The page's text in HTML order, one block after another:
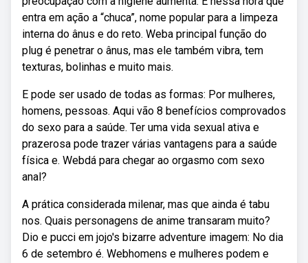
entra em ação a “chuca”, nome popular para a limpeza
interna do ânus e do reto. Weba principal função do
plug é penetrar o ânus, mas ele também vibra, tem
texturas, bolinhas e muito mais.
E pode ser usado de todas as formas: Por mulheres,
homens, pessoas. Aqui vão 8 benefícios comprovados
do sexo para a saúde. Ter uma vida sexual ativa e
prazerosa pode trazer várias vantagens para a saúde
física e. Webdá para chegar ao orgasmo com sexo
anal?
A prática considerada milenar, mas que ainda é tabu
nos. Quais personagens de anime transaram muito?
Dio e pucci em jojo's bizarre adventure imagem: No dia
6 de setembro é. Webhomens e mulheres podem e